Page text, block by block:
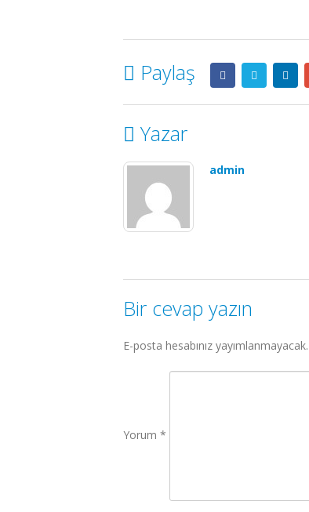
Paylaş
Yazar
admin
Bir cevap yazın
E-posta hesabınız yayımlanmayacak.
Yorum *